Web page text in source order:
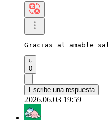
Gracias al amable
0
Escribe una respuesta
2026.06.03 19:59